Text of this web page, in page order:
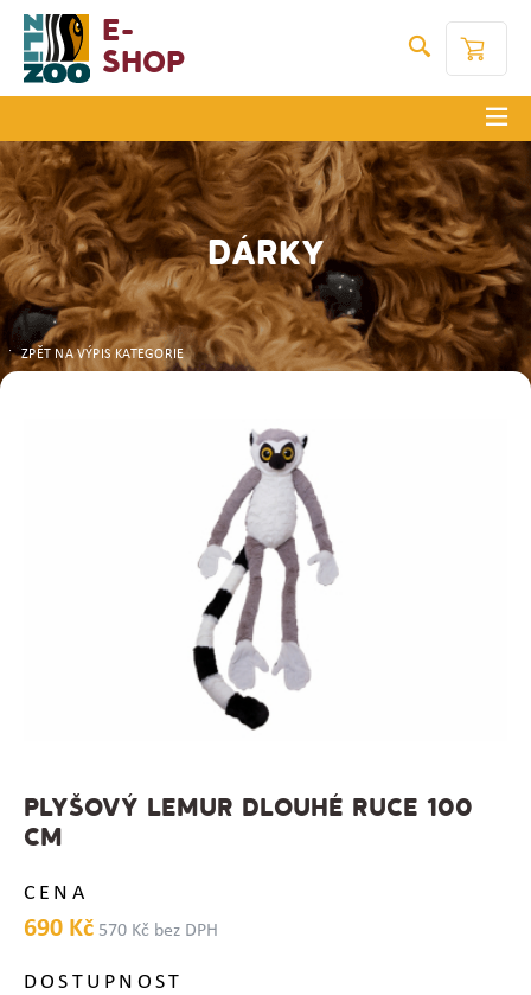
E-
Shop
DÁRKY
ZPĚT NA VÝPIS KATEGORIE
PLYŠOVÝ LEMUR DLOUHÉ RUCE 100
CM
CENA
690 Kč 570 Kč bez DPH
DOSTUPNOST